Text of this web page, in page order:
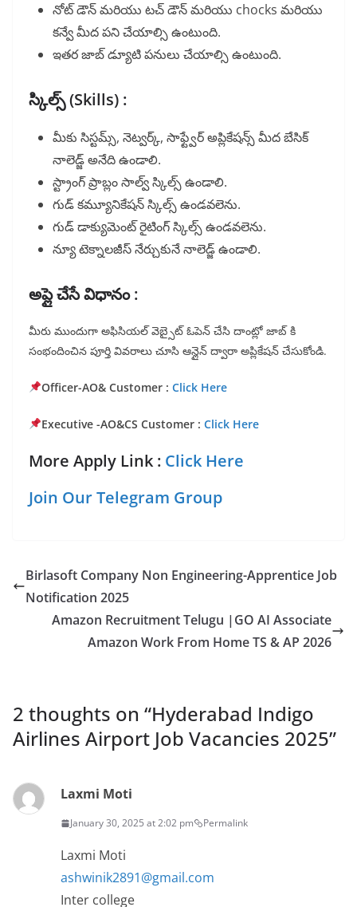
నోట్ డౌన్ మరియు టచ్ డౌన్ మరియు chocks మరియు
కన్వే మీద పని చేయాల్సి ఉంటుంది.
ఇతర జాబ్ డ్యూటి పనులు చేయాల్సి ఉంటుంది.
స్కిల్స్ (Skills) :
మీకు సిస్టమ్స్, నెట్వర్క్, సాఫ్ట్వేర్ అప్లికేషన్స్ మీద బేసిక్
నాలెడ్జ్ అనేది ఉండాలి.
స్ట్రాంగ్ ప్రాబ్లం సాల్వ్ స్కిల్స్ ఉండాలి.
గుడ్ కమ్యూనికేషన్ స్కిల్స్ ఉండవలెను.
గుడ్ డాక్యుమెంట్ రైటింగ్ స్కిల్స్ ఉండవలెను.
న్యూ టెక్నాలజీస్ నేర్చుకునే నాలెడ్జ్ ఉండాలి.
అప్లై చేసే విధానం :
మీరు ముందుగా అఫిసియల్ వెబ్సైట్ ఓపెన్ చేసి దాంట్లో జాబ్ కి
సంభందించిన పూర్తి వివరాలు చూసి ఆన్లైన్ ద్వారా అప్లికేషన్ చేసుకోండి.
Officer-AO& Customer : Click Here
Executive -AO&CS Customer : Click Here
More Apply Link : Click Here
Join Our Telegram Group
Birlasoft Company Non Engineering-Apprentice Job
Notification 2025
Amazon Recruitment Telugu |GO AI Associate
Amazon Work From Home TS & AP 2026
2 thoughts on “Hyderabad Indigo
Airlines Airport Job Vacancies 2025”
Laxmi Moti
January 30, 2025 at 2:02 pm Permalink
Laxmi Moti
ashwinik2891@gmail.com
Inter college